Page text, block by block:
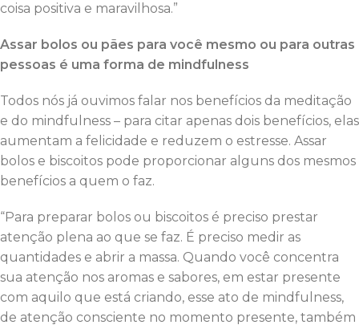
coisa positiva e maravilhosa.”
Assar bolos ou pães para você mesmo ou para outras
pessoas é uma forma de mindfulness
Todos nós já ouvimos falar nos benefícios da meditação
e do mindfulness – para citar apenas dois benefícios, elas
aumentam a felicidade e reduzem o estresse. Assar
bolos e biscoitos pode proporcionar alguns dos mesmos
benefícios a quem o faz.
“Para preparar bolos ou biscoitos é preciso prestar
atenção plena ao que se faz. É preciso medir as
quantidades e abrir a massa. Quando você concentra
sua atenção nos aromas e sabores, em estar presente
com aquilo que está criando, esse ato de mindfulness,
de atenção consciente no momento presente, também